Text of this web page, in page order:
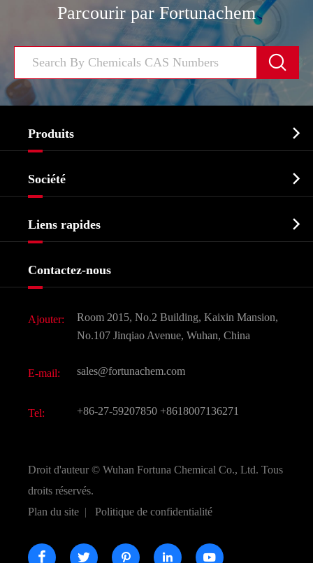
Parcourir par Fortunachem

Produits 
Biochimique
Produits agrochimiques et intermédiaires
Ingrédients cosmétiques
Saveurs et parfums
CAS chimiques
Société 
Liens rapides 
Contactez-nous
Ajouter:
Room 2015, No.2 Building, Kaixin Mansion,
No.107 Jinqiao Avenue, Wuhan, China
E-mail: sales@fortunachem.com
Tel: +86-27-59207850 +8618007136271
Droit d'auteur © Wuhan Fortuna Chemical Co., Ltd. Tous
droits réservés.
Plan du site | Politique de confidentialité
    